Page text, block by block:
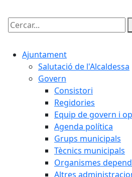
Cercar:
Ajuntament
Salutació de l'Alcaldessa
Govern
Consistori
Regidories
Equip de govern i
Agenda política
Grups municipals
Tècnics municipals
Organismes
Altres